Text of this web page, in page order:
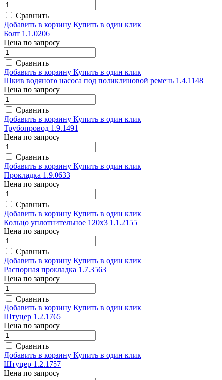
Сравнить
Добавить в корзину Купить в один клик
Болт 1.1.0206
Цена по запросу
Сравнить
Добавить в корзину Купить в один клик
Шкив водяного насоса под поликлиновой ремень 1.4.1148
Цена по запросу
Сравнить
Добавить в корзину Купить в один клик
Трубопровод 1.9.1491
Цена по запросу
Сравнить
Добавить в корзину Купить в один клик
Прокладка 1.9.0633
Цена по запросу
Сравнить
Добавить в корзину Купить в один клик
Кольцо уплотнительное 120х3 1.1.2155
Цена по запросу
Сравнить
Добавить в корзину Купить в один клик
Распорная прокладка 1.7.3563
Цена по запросу
Сравнить
Добавить в корзину Купить в один клик
Штуцер 1.2.1765
Цена по запросу
Сравнить
Добавить в корзину Купить в один клик
Штуцер 1.2.1757
Цена по запросу